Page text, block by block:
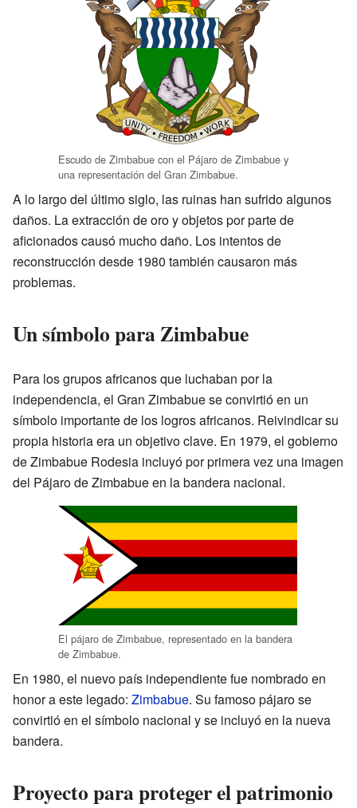
Escudo de Zimbabue con el Pájaro de Zimbabue y
una representación del Gran Zimbabue.
A lo largo del último siglo, las ruinas han sufrido algunos
daños. La extracción de oro y objetos por parte de
aficionados causó mucho daño. Los intentos de
reconstrucción desde 1980 también causaron más
problemas.
Un símbolo para Zimbabue
Para los grupos africanos que luchaban por la
independencia, el Gran Zimbabue se convirtió en un
símbolo importante de los logros africanos. Reivindicar su
propia historia era un objetivo clave. En 1979, el gobierno
de Zimbabue Rodesia incluyó por primera vez una imagen
del Pájaro de Zimbabue en la bandera nacional.
El pájaro de Zimbabue, representado en la bandera
de Zimbabue.
En 1980, el nuevo país independiente fue nombrado en
honor a este legado: Zimbabue. Su famoso pájaro se
convirtió en el símbolo nacional y se incluyó en la nueva
bandera.
Proyecto para proteger el patrimonio